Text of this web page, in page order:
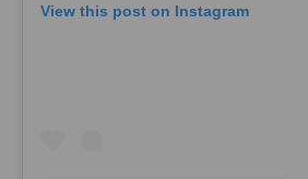
View this post on Instagram